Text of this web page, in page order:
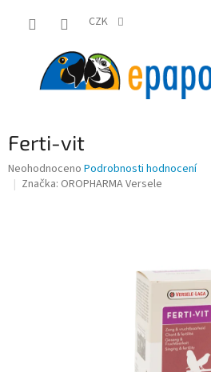
CZK
Ferti-vit
Průměrné
hodnocení
Neohodnoceno Podrobnosti hodnocení
Značka: OROPHARMA Versele